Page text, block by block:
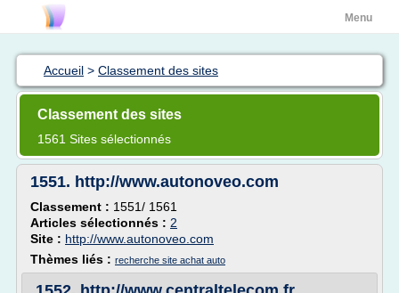
Menu
Accueil > Classement des sites
Classement des sites
1561 Sites sélectionnés
1551. http://www.autonoveo.com
Classement : 1551/ 1561
Articles sélectionnés : 2
Site : http://www.autonoveo.com
Thèmes liés : recherche site achat auto